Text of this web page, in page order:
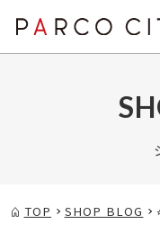
TOP SHOP BLOG